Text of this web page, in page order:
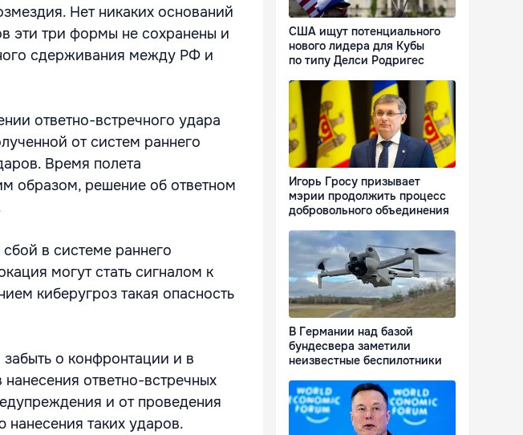
Нет никаких оснований
эти три формы не сохранены и
сдерживания между РФ и
ответно-встречного удара
от систем раннего
Время полета
образом, решение об ответном
в системе раннего
могут стать сигналом к
киберугроз такая опасность
о конфронтации и в
ответно-встречных
и от проведения
нанесения таких ударов.
США ищут потенциального
нового лидера для Кубы
по типу Делси Родригес
Игорь Гросу призывает
мэрии продолжить процесс
добровольного объединения
В Германии над базой
бундесвера заметили
неизвестные беспилотники